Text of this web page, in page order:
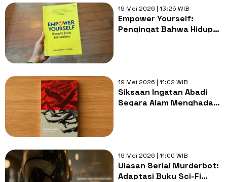
19 Mei 2026 | 13:25 WIB
Empower Yourself:
Pengingat Bahwa Hidup
19 Mei 2026 | 11:02 WIB
Siksaan Ingatan Abadi
Segara Alam Menghadapi
19 Mei 2026 | 11:00 WIB
Ulasan Serial Murderbot:
Adaptasi Buku Sci-Fi